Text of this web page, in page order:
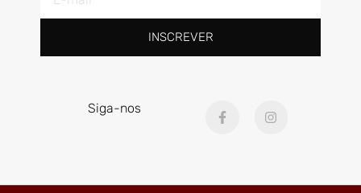
mail
INSCREVER
Siga-nos
a
o
n
r